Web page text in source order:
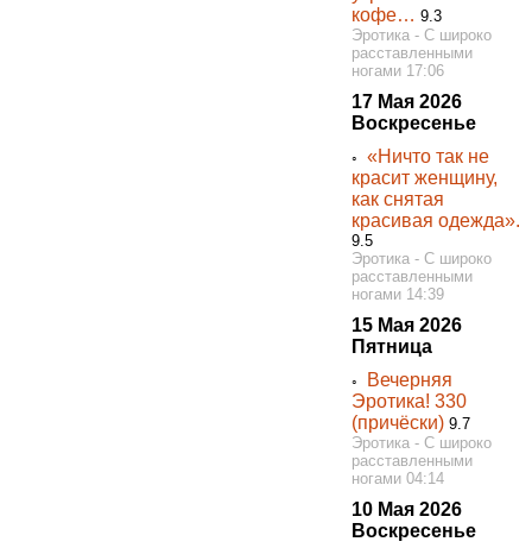
кофе… 9.3
Эротика - С широко
расставленными
ногами 17:06
17 Мая 2026
Воскресенье
◦«Ничто так не
красит женщину,
как снятая
красивая одежда».
9.5
Эротика - С широко
расставленными
ногами 14:39
15 Мая 2026
Пятница
◦
Вечерняя
Эротика! 330
(причёски) 9.7
Эротика - С широко
расставленными
ногами 04:14
10 Мая 2026
Воскресенье